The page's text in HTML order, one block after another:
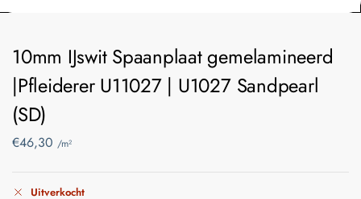
10mm IJswit Spaanplaat gemelamineerd
|Pfleiderer U11027 | U1027 Sandpearl
(SD)
€46,30 /m²
Uitverkocht